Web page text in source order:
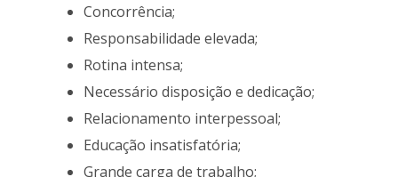
Concorrência;
Responsabilidade elevada;
Rotina intensa;
Necessário disposição e dedicação;
Relacionamento interpessoal;
Educação insatisfatória;
Grande carga de trabalho;